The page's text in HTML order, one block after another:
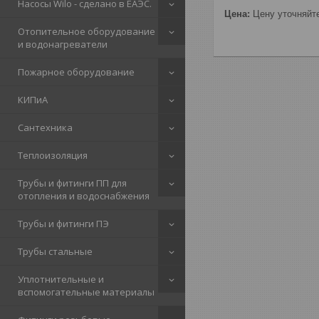
Насосы Wilo - сделано в ЕАЭС.
Отопительное оборудование
и водонагреватели
Пожарное оборудование
КИПиА
Сантехника
Теплоизоляция
Трубы и фитинги ПП для
отопления и водоснабжения
Трубы и фитинги ПЭ
Трубы стальные
Уплотнительные и
вспомогательные материалы
Цена: Цену